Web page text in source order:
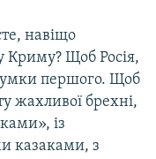
навіщо
Криму? Щоб Росія,
першого. Щоб
жахливої брехні,
із
казаками, з